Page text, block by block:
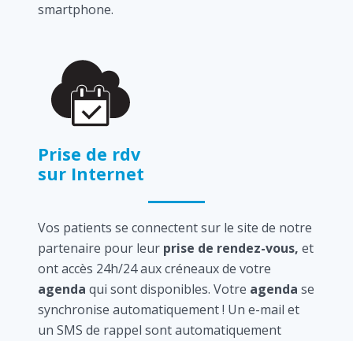
smartphone.
Prise de rdv
sur Internet
Vos patients se connectent sur le site de notre
partenaire pour leur prise de rendez-vous, et
ont accès 24h/24 aux créneaux de votre
agenda qui sont disponibles. Votre agenda se
synchronise automatiquement ! Un e-mail et
un SMS de rappel sont automatiquement